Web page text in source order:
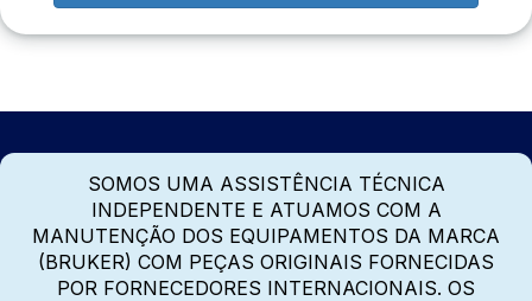
SOMOS UMA ASSISTÊNCIA TÉCNICA
INDEPENDENTE E ATUAMOS COM A
MANUTENÇÃO DOS EQUIPAMENTOS DA MARCA
(BRUKER) COM PEÇAS ORIGINAIS FORNECIDAS
POR FORNECEDORES INTERNACIONAIS. OS